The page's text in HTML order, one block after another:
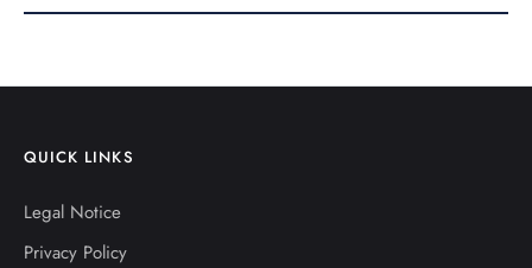
QUICK LINKS
Legal Notice
Privacy Policy